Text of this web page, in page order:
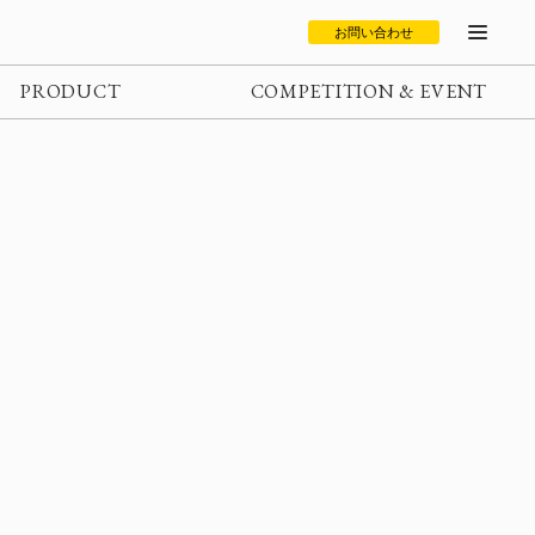
お問い合わせ
PRODUCT COMPETITION & EVENT